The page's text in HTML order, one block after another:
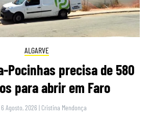
ALGARVE
Pocinhas precisa de 580
para abrir em Faro
Agosto, 2026 | Cristina Mendonça